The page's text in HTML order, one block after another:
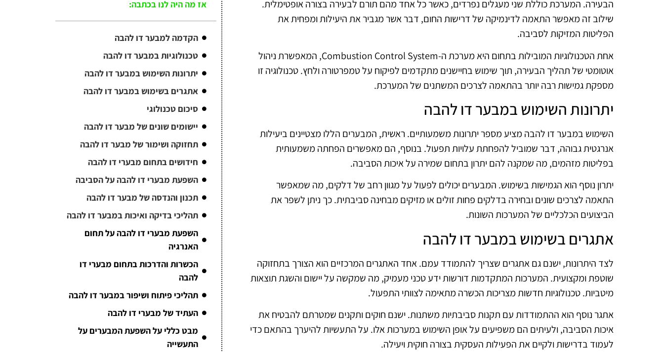
הבעירה. המערכת כוללת שני מעגלים נפרדים, כאשר כל אחד מהם תורם לבעירה בצורה אופטימלית.
שילוב זה מאפשר התאמה לדינמיקה של דרישות החום, דבר אשר מגביר את היעילות ומפחית את
הפליטות המזיקות לסביבה.
אחת הטכנולוגיות המובילות בתחום היא מערכת ה-Combustion Control System, המאפשרת ניהול
אוטומטי של תהליך הבעירה, תוך שימוש בחיישנים מתקדמים לפיקוח על טמפרטורה ולחץ. טכנולוגיה זו
מספקת גמישות רבה יותר בהתאמה לצרכים המשתנים של המערכת.
יתרונות השימוש במבער דו להבה
השימוש במבער דו להבה מציע מספר יתרונות משמעותיים. ראשית, המבערים הללו מצטיינים ביעילות
אנרגטית גבוהה, דבר שמוביל להפחתת עלויות תפעול. בנוסף, הם מאפשרים הפחתה משמעותית
בפליטות מזהמים, מה שמקנה להם יתרון בתחום שמירה על איכות הסביבה.
יתרון נוסף הוא הגמישות בשימוש. המבערים יכולים לפעול על מגוון רחב של דלקים, מה שמאפשר
התאמה לצרכים שונים ובחירה בדלקים פחות זולים או מזיקים מבחינה סביבתית. כך ניתן לשפר את
הביצועים הכלכליים של המערכות השונות.
אתגרים בשימוש במבער דו להבה
לצד היתרונות, ישנם גם אתגרים שצריך להתמודד עמם. אחד האתגרים המרכזיים הוא הצורך בתחזוקה
שוטפת ומקצועית. המערכות המתקדמות דורשות ידע טכני מעמיק, מה שמקשה על יישום והשגת תוצאות
מיטביות. טכנולוגיות חדשות מצריכות הכשרה מתאימה לצוותי התפעול.
אתגר נוסף הוא ההתמודדות עם תקנות סביבתיות משתנות. ישנם חוקים ותקנים שמטרתם להבטיח את
איכות הסביבה, ולעיתים הם משפיעים על אופן השימוש במערכות אלו. על התעשיות להיערך בהתאם כדי
לעמוד בדרישות ולקיים את הפעילות העסקית בצורה חוקית ויעילה.
אז מה היה לנו בכתבה:
הקדמה למבער דו להבה
טכנולוגיות במבער דו להבה
יתרונות השימוש במבער דו להבה
אתגרים בשימוש במבער דו להבה
סיכום טכנולוגי
יישומים שונים של מבער דו להבה
תחזוקה ושימור של מבער דו להבה
חידושים בתחום מבערי דו להבה
השפעת מבערי דו להבה על הסביבה
תכנון והנדסה של מבער דו להבה
תהליכי בדיקה ואיכות במבער דו להבה
השפעת מבערי דו להבה על תחום
האנרגיה
הכשרות והדרכות בתחום מבערי דו
להבה
תהליכי פיתוח ושיפור במבער דו להבה
העתיד של מבערי דו להבה
מבט כללי על השפעת המבערים על
התעשייה